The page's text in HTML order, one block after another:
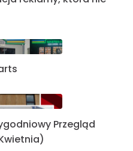
Przegląd